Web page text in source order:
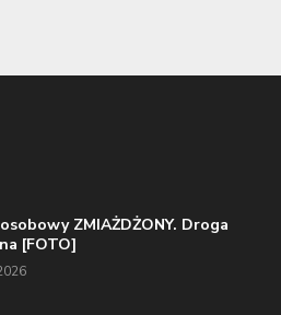
ZMIAŻDŻONY. Droga
[FOTO]